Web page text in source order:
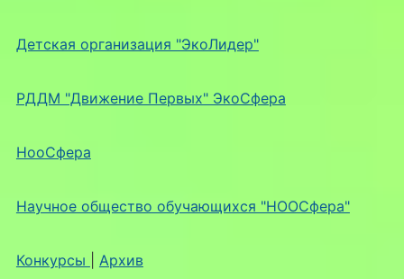
Детская организация "ЭкоЛидер"
РДДМ "Движение Первых" ЭкоСфера
НооСфера
Научное общество обучающихся "НООСфера"
Конкурсы Архив